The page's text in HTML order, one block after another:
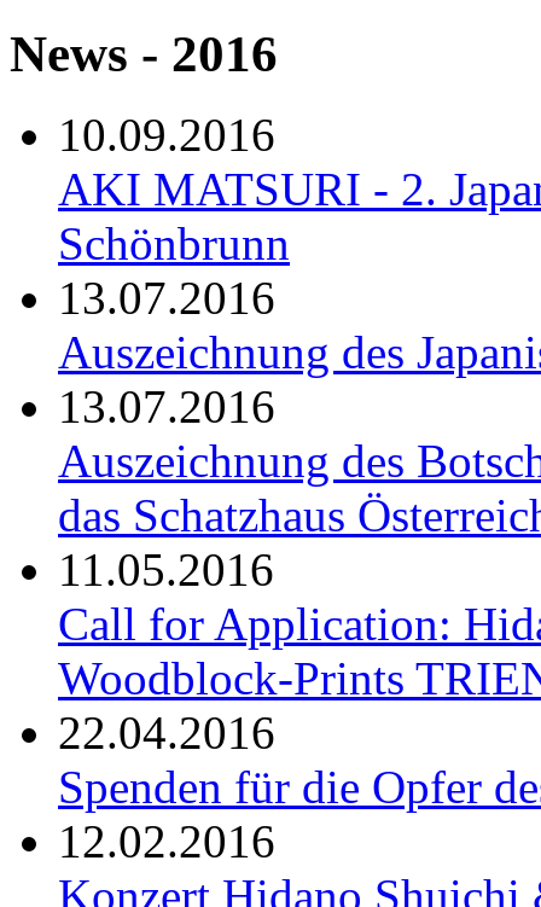
News - 2016
10.09.2016
AKI MATSURI - 2.
Schönbrunn
13.07.2016
Auszeichnung des
13.07.2016
Auszeichnung des
das Schatzhaus
11.05.2016
Call for Application:
Woodblock-Prints
22.04.2016
Spenden für die Opfer
12.02.2016
Konzert Hidano Shuichi